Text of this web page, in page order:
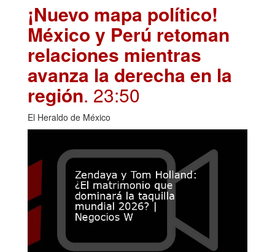
¡Nuevo mapa político!
México y Perú retoman
relaciones mientras
avanza la derecha en la
región. 23:50
El Heraldo de México